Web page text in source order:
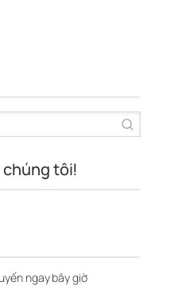
chúng tôi!
ngay bây giờ